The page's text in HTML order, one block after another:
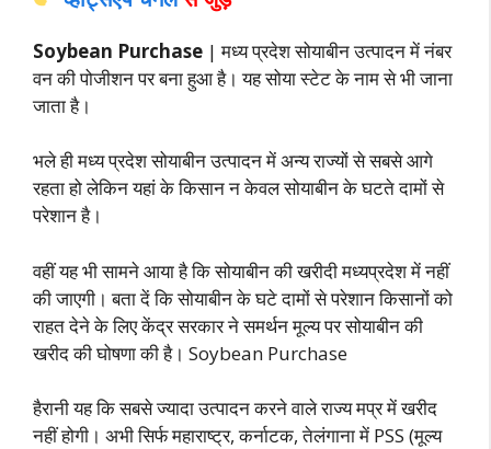
Soybean Purchase | मध्य प्रदेश सोयाबीन उत्पादन में नंबर
वन की पोजीशन पर बना हुआ है। यह सोया स्टेट के नाम से भी जाना
जाता है।
भले ही मध्य प्रदेश सोयाबीन उत्पादन में अन्य राज्यों से सबसे आगे
रहता हो लेकिन यहां के किसान न केवल सोयाबीन के घटते दामों से
परेशान है।
वहीं यह भी सामने आया है कि सोयाबीन की खरीदी मध्यप्रदेश में नहीं
की जाएगी। बता दें कि सोयाबीन के घटे दामों से परेशान किसानों को
राहत देने के लिए केंद्र सरकार ने समर्थन मूल्य पर सोयाबीन की
खरीद की घोषणा की है। Soybean Purchase
हैरानी यह कि सबसे ज्यादा उत्पादन करने वाले राज्य मप्र में खरीद
नहीं होगी। अभी सिर्फ महाराष्ट्र, कर्नाटक, तेलंगाना में PSS (मूल्य